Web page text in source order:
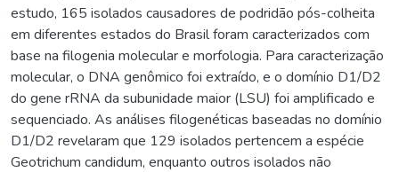
estudo, 165 isolados causadores de podridão pós-colheita
em diferentes estados do Brasil foram caracterizados com
base na filogenia molecular e morfologia. Para caracterização
molecular, o DNA genômico foi extraído, e o domínio D1/D2
do gene rRNA da subunidade maior (LSU) foi amplificado e
sequenciado. As análises filogenéticas baseadas no domínio
D1/D2 revelaram que 129 isolados pertencem a espécie
Geotrichum candidum, enquanto outros isolados não